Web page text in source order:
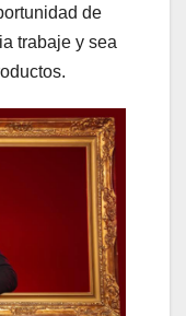
de
trabaje y sea